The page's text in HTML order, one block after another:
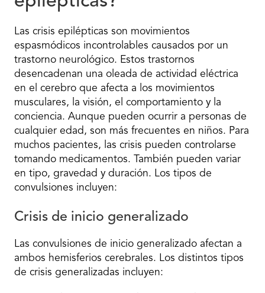
Las crisis epilépticas son movimientos
espasmódicos incontrolables causados por un
trastorno neurológico. Estos trastornos
desencadenan una oleada de actividad eléctrica
en el cerebro que afecta a los movimientos
musculares, la visión, el comportamiento y la
conciencia. Aunque pueden ocurrir a personas de
cualquier edad, son más frecuentes en niños. Para
muchos pacientes, las crisis pueden controlarse
tomando medicamentos. También pueden variar
en tipo, gravedad y duración. Los tipos de
convulsiones incluyen:
Crisis de inicio generalizado
Las convulsiones de inicio generalizado afectan a
ambos hemisferios cerebrales. Los distintos tipos
de crisis generalizadas incluyen: